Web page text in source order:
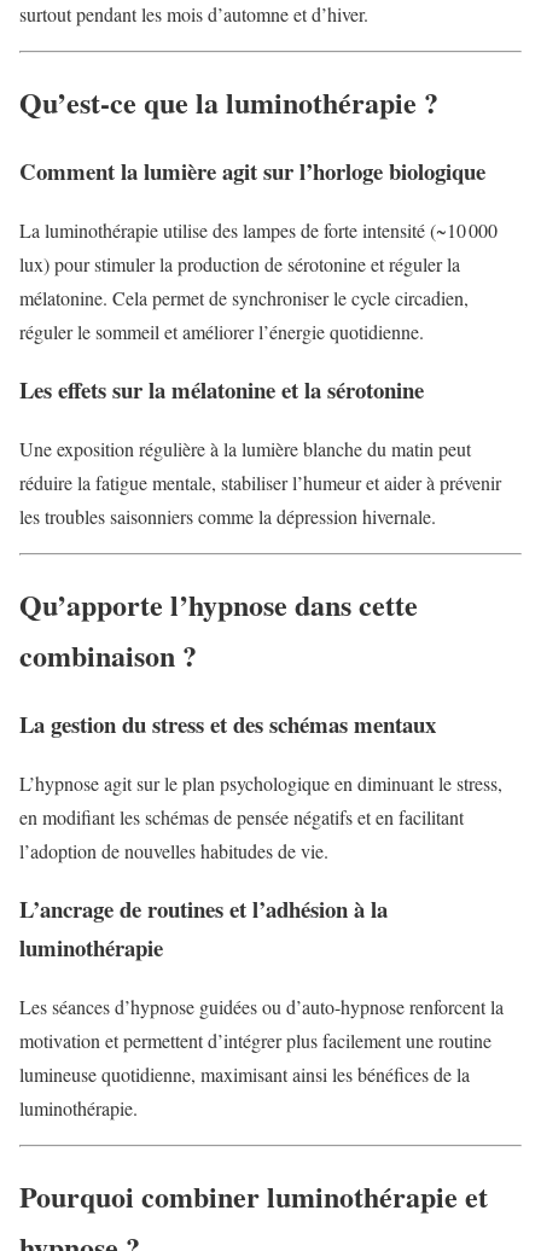
surtout pendant les mois d’automne et d’hiver.
Qu’est-ce que la luminothérapie ?
Comment la lumière agit sur l’horloge biologique
La luminothérapie utilise des lampes de forte intensité (~10 000
lux) pour stimuler la production de sérotonine et réguler la
mélatonine. Cela permet de synchroniser le cycle circadien,
réguler le sommeil et améliorer l’énergie quotidienne.
Les effets sur la mélatonine et la sérotonine
Une exposition régulière à la lumière blanche du matin peut
réduire la fatigue mentale, stabiliser l’humeur et aider à prévenir
les troubles saisonniers comme la dépression hivernale.
Qu’apporte l’hypnose dans cette
combinaison ?
La gestion du stress et des schémas mentaux
L’hypnose agit sur le plan psychologique en diminuant le stress,
en modifiant les schémas de pensée négatifs et en facilitant
l’adoption de nouvelles habitudes de vie.
L’ancrage de routines et l’adhésion à la
luminothérapie
Les séances d’hypnose guidées ou d’auto-hypnose renforcent la
motivation et permettent d’intégrer plus facilement une routine
lumineuse quotidienne, maximisant ainsi les bénéfices de la
luminothérapie.
Pourquoi combiner luminothérapie et